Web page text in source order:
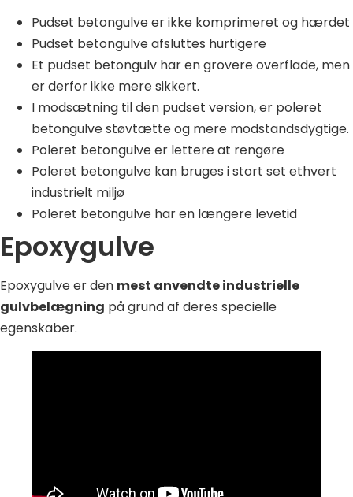
Pudset betongulve er ikke komprimeret og hærdet
Pudset betongulve afsluttes hurtigere
Et pudset betongulv har en grovere overflade, men
er derfor ikke mere sikkert.
I modsætning til den pudset version, er poleret
betongulve støvtætte og mere modstandsdygtige.
Poleret betongulve er lettere at rengøre
Poleret betongulve kan bruges i stort set ethvert
industrielt miljø
Poleret betongulve har en længere levetid
Epoxygulve
Epoxygulve er den mest anvendte industrielle
gulvbelægning på grund af deres specielle
egenskaber.